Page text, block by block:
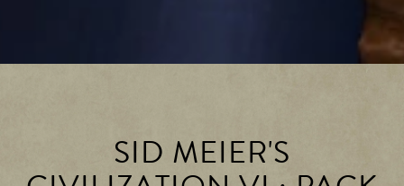
SID MEIER'S